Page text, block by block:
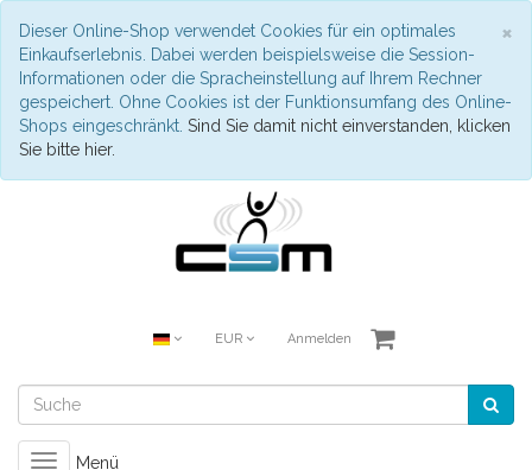
×
Dieser Online-Shop verwendet Cookies für ein optimales
Einkaufserlebnis. Dabei werden beispielsweise die Session-
Informationen oder die Spracheinstellung auf Ihrem Rechner
gespeichert. Ohne Cookies ist der Funktionsumfang des Online-
Shops eingeschränkt. Sind Sie damit nicht einverstanden, klicken
Sie bitte hier.
EUR Anmelden
ToggleMenü